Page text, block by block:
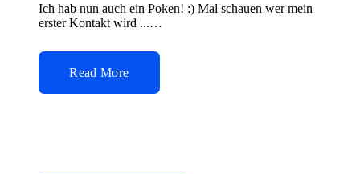
by
Ich hab nun auch ein Poken! :) Mal schauen wer mein
erster Kontakt wird ...…
Read More